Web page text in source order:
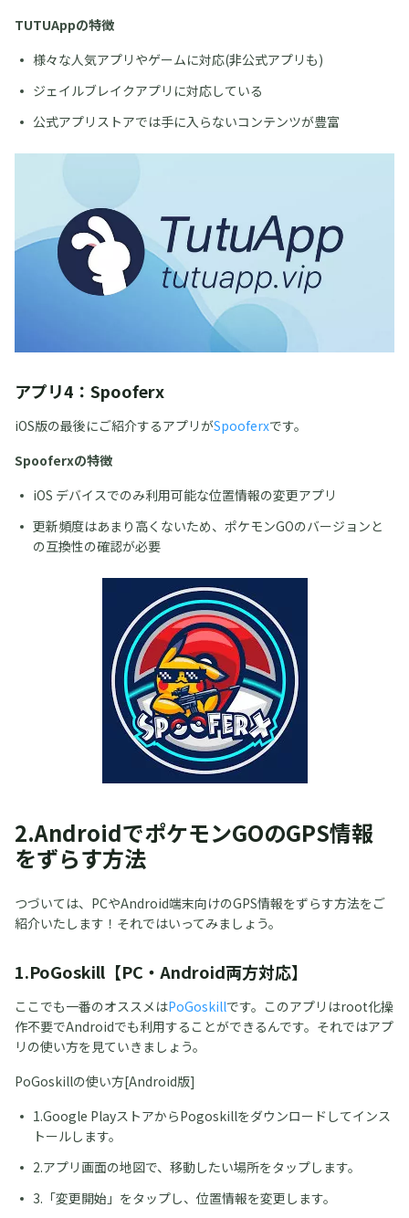
TUTUAppの特徴
様々な人気アプリやゲームに対応(非公式アプリも)
ジェイルブレイクアプリに対応している
公式アプリストアでは手に入らないコンテンツが豊富
アプリ4：Spooferx
iOS版の最後にご紹介するアプリがSpooferxです。
Spooferxの特徴
iOS デバイスでのみ利用可能な位置情報の変更アプリ
更新頻度はあまり高くないため、ポケモンGOのバージョンと
の互換性の確認が必要
2.AndroidでポケモンGOのGPS情報
をずらす方法
つづいては、PCやAndroid端末向けのGPS情報をずらす方法をご
紹介いたします！それではいってみましょう。
1.PoGoskill【PC・Android両方対応】
ここでも一番のオススメはPoGoskillです。このアプリはroot化操
作不要でAndroidでも利用することができるんです。それではアプ
リの使い方を見ていきましょう。
PoGoskillの使い方[Android版]
1.Google PlayストアからPogoskillをダウンロードしてインス
トールします。
2.アプリ画面の地図で、移動したい場所をタップします。
3.「変更開始」をタップし、位置情報を変更します。